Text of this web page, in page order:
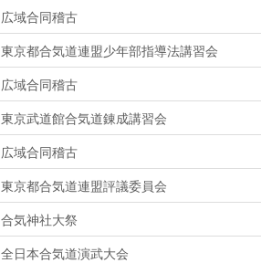
広域合同稽古
東京都合気道連盟少年部指導法講習会
広域合同稽古
東京武道館合気道錬成講習会
広域合同稽古
東京都合気道連盟評議委員会
合気神社大祭
全日本合気道演武大会